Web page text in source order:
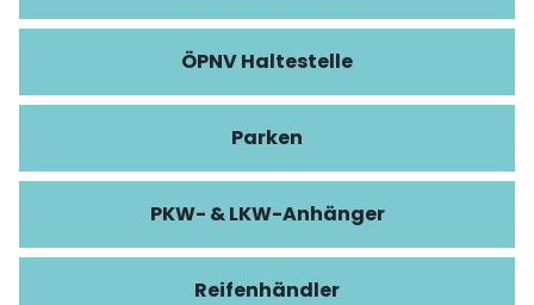
ÖPNV Haltestelle
Parken
PKW- & LKW-Anhänger
Reifenhändler